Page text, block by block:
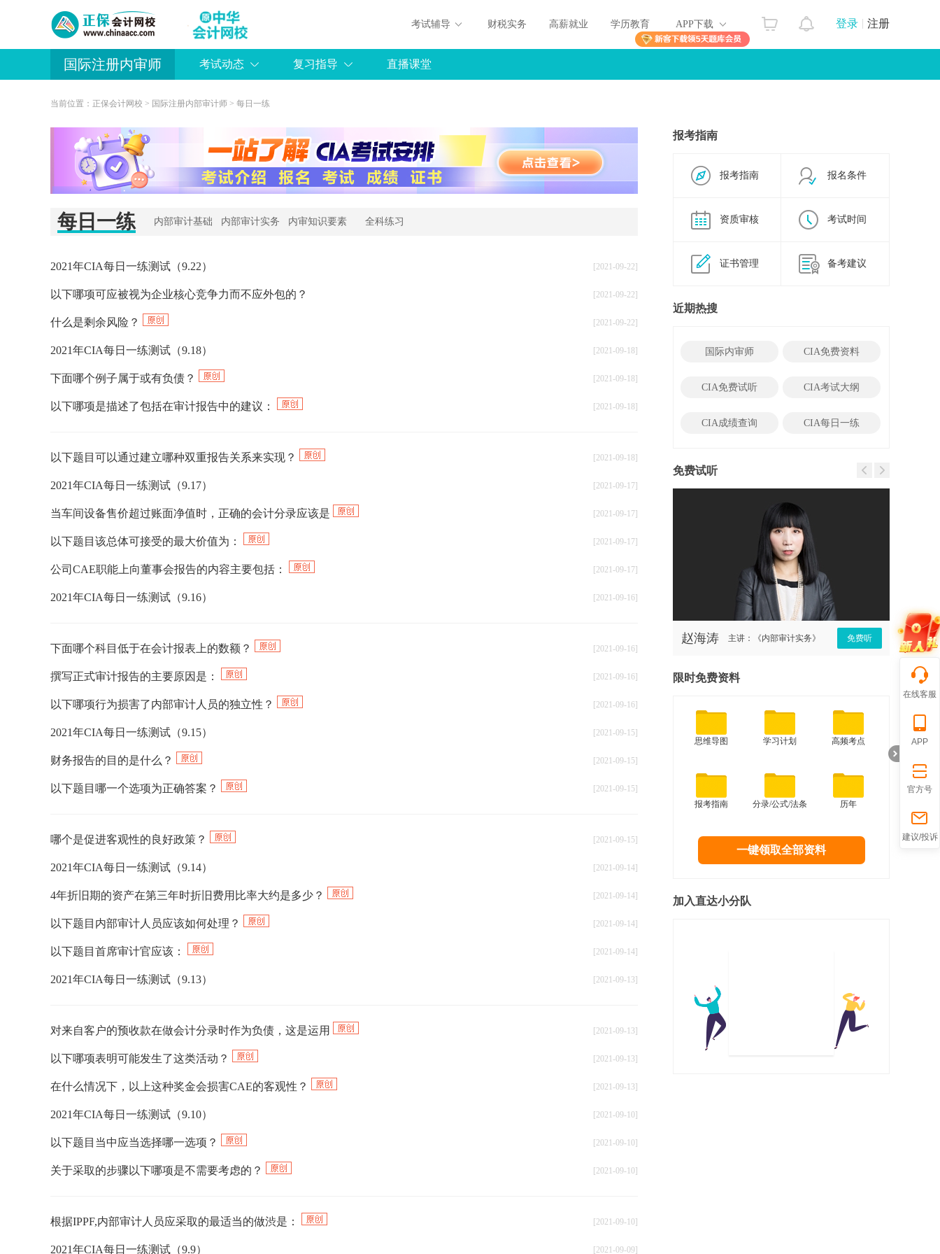
登录 注册
考试辅导 财税实务 高薪就业 学历教育 APP下载
国际注册内审师 考试动态 复习指导 直播课堂
当前位置： 正保会计网校 > 国际注册内部审计师 > 每日一练
每日一练 内部审计基础 内部审计实务 内审知识要素 全科练习
2021年CIA每日一练测试（9.22） [2021-09-22]
以下哪项可应被视为企业核心竞争力而不应外包的？ [2021-09-22]
什么是剩余风险？ [2021-09-22]
2021年CIA每日一练测试（9.18） [2021-09-18]
下面哪个例子属于或有负债？ [2021-09-18]
以下哪项是描述了包括在审计报告中的建议： [2021-09-18]
以下题目可以通过建立哪种双重报告关系来实现？ [2021-09-18]
2021年CIA每日一练测试（9.17） [2021-09-17]
当车间设备售价超过账面净值时，正确的会计分录应该是 [2021-09-17]
以下题目该总体可接受的最大价值为： [2021-09-17]
公司CAE职能上向董事会报告的内容主要包括： [2021-09-17]
2021年CIA每日一练测试（9.16） [2021-09-16]
下面哪个科目低于在会计报表上的数额？ [2021-09-16]
撰写正式审计报告的主要原因是： [2021-09-16]
以下哪项行为损害了内部审计人员的独立性？ [2021-09-16]
2021年CIA每日一练测试（9.15） [2021-09-15]
财务报告的目的是什么？ [2021-09-15]
以下题目哪一个选项为正确答案？ [2021-09-15]
哪个是促进客观性的良好政策？ [2021-09-15]
2021年CIA每日一练测试（9.14） [2021-09-14]
4年折旧期的资产在第三年时折旧费用比率大约是多少？ [2021-09-14]
以下题目内部审计人员应该如何处理？ [2021-09-14]
以下题目首席审计官应该： [2021-09-14]
2021年CIA每日一练测试（9.13） [2021-09-13]
对来自客户的预收款在做会计分录时作为负债，这是运用 [2021-09-13]
以下哪项表明可能发生了这类活动？ [2021-09-13]
在什么情况下，以上这种奖金会损害CAE的客观性？ [2021-09-13]
2021年CIA每日一练测试（9.10） [2021-09-10]
以下题目当中应当选择哪一选项？ [2021-09-10]
关于采取的步骤以下哪项是不需要考虑的？ [2021-09-10]
根据IPPF,内部审计人员应采取的最适当的做渋是： [2021-09-10]
2021年CIA每日一练测试（9.9） [2021-09-09]
报考指南
报考指南 报名条件
资质审核 考试时间
证书管理 备考建议
近期热搜
国际内审师 CIA免费资料
CIA免费试听 CIA考试大纲
CIA成绩查询 CIA每日一练
免费试听
赵欣 赵海涛 主讲：《内部审计实务》 免费听 赵欣
限时免费资料
思维导图 学习计划 高频考点
报考指南 分录/公式/法条 历年
一键领取全部资料
加入直达小分队
在线客服
APP
官方号
建议/投诉